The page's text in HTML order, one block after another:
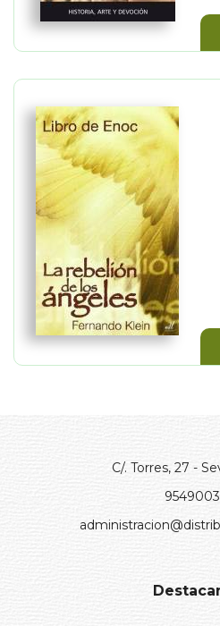
C/. Torres, 27 -